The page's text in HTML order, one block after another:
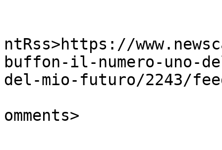
ntRss>https://
buffon-il-numero-
del-mio-futuro/2243/
omments>